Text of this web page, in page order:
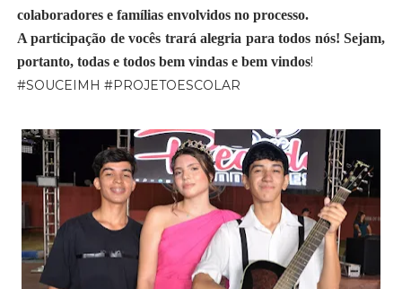
colaboradores e famílias envolvidos no processo.
A participação de vocês trará alegria para todos nós! Sejam,
portanto, todas e todos bem vindas e bem vindos!
#SOUCEIMH #PROJETOESCOLAR